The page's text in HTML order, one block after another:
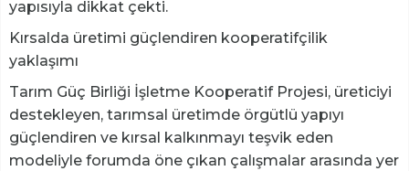
yapısıyla dikkat çekti.
Kırsalda üretimi güçlendiren kooperatifçilik
yaklaşımı
Tarım Güç Birliği İşletme Kooperatif Projesi, üreticiyi
destekleyen, tarımsal üretimde örgütlü yapıyı
güçlendiren ve kırsal kalkınmayı teşvik eden
modeliyle forumda öne çıkan çalışmalar arasında yer